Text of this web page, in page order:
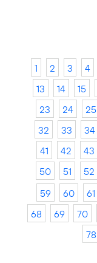
1 2 3 4
13
14 15
23
24 25
32
33 34
41
42 43
50
51 52
59
60 61
68
69 70
78